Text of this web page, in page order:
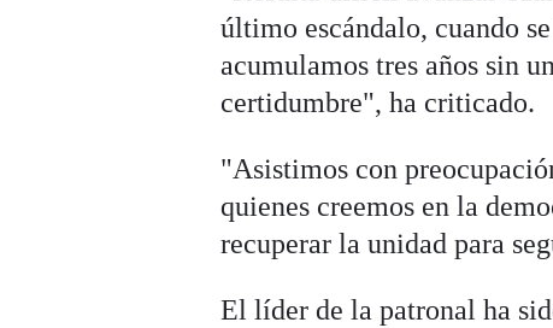
último escándalo, cuando
acumulamos tres años sin
certidumbre", ha criticado.
"Asistimos con
quienes creemos en la
recuperar la unidad para
El líder de la patronal ha